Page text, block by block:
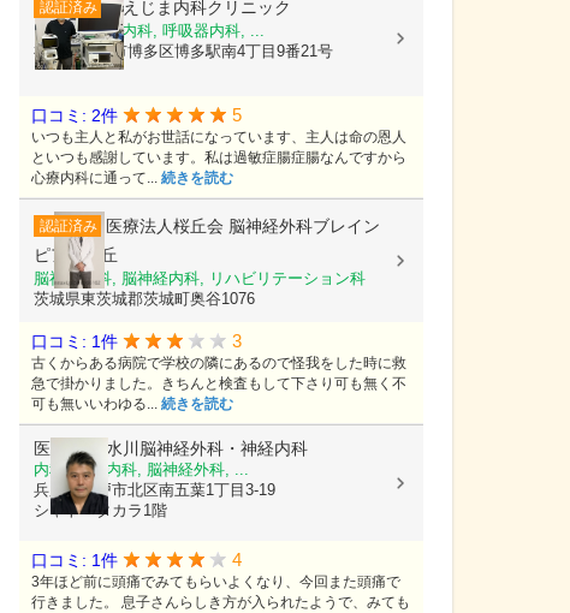
認証済み そえじま内科クリニック
内科, 消化器内科, 呼吸器内科, ...
福岡県福岡市博多区博多駅南4丁目9番21号
口コミ: 2件 5
いつも主人と私がお世話になっています、主人は命の恩人
といつも感謝しています。私は過敏症腸症腸なんですから
心療内科に通って... 続きを読む
認証済み 医療法人桜丘会 脳神経外科ブレイン
ピア桜ケ丘
脳神経外科, 脳神経内科, リハビリテーション科
茨城県東茨城郡茨城町奥谷1076
口コミ: 1件 3
古くからある病院で学校の隣にあるので怪我をした時に救
急で掛かりました。きちんと検査もして下さり可も無く不
可も無いいわゆる... 続きを読む
医療法人 水川脳神経外科・神経内科
内科, 神経内科, 脳神経外科, ...
兵庫県神戸市北区南五葉1丁目3-19
シャトータカラ1階
口コミ: 1件 4
3年ほど前に頭痛でみてもらいよくなり、今回また頭痛で
行きました。 息子さんらしき方が入られたようで、みても